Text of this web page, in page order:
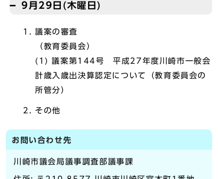
9月29日(木曜日)
議案の審査
（教育委員会）
(1) 議案第144号 平成27年度川崎市一般会
計歳入歳出決算認定について（教育委員会の
所管分）
その他
お問い合わせ先
川崎市議会局議事調査部議事課